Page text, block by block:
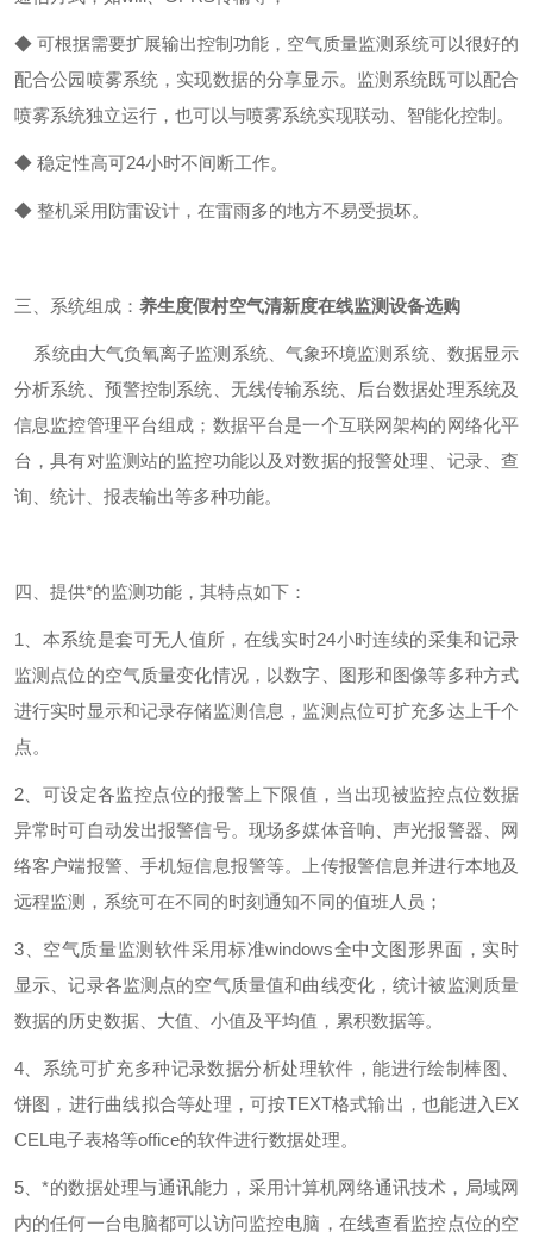
◆ 可根据需要扩展输出控制功能，空气质量监测系统可以很好的
配合公园喷雾系统，实现数据的分享显示。监测系统既可以配合
喷雾系统独立运行，也可以与喷雾系统实现联动、智能化控制。
◆ 稳定性高可24小时不间断工作。
◆ 整机采用防雷设计，在雷雨多的地方不易受损坏。
三、系统组成： 养生度假村空气清新度在线监测设备选购
系统由大气负氧离子监测系统、气象环境监测系统、数据显示
分析系统、预警控制系统、无线传输系统、后台数据处理系统及
信息监控管理平台组成；数据平台是一个互联网架构的网络化平
台，具有对监测站的监控功能以及对数据的报警处理、记录、查
询、统计、报表输出等多种功能。
四、提供*的监测功能，其特点如下：
1、本系统是套可无人值所，在线实时24小时连续的采集和记录
监测点位的空气质量变化情况，以数字、图形和图像等多种方式
进行实时显示和记录存储监测信息，监测点位可扩充多达上千个
点。
2、可设定各监控点位的报警上下限值，当出现被监控点位数据
异常时可自动发出报警信号。现场多媒体音响、声光报警器、网
络客户端报警、手机短信息报警等。上传报警信息并进行本地及
远程监测，系统可在不同的时刻通知不同的值班人员；
3、空气质量监测软件采用标准windows全中文图形界面，实时
显示、记录各监测点的空气质量值和曲线变化，统计被监测质量
数据的历史数据、大值、小值及平均值，累积数据等。
4、系统可扩充多种记录数据分析处理软件，能进行绘制棒图、
饼图，进行曲线拟合等处理，可按TEXT格式输出，也能进入EX
CEL电子表格等office的软件进行数据处理。
5、*的数据处理与通讯能力，采用计算机网络通讯技术，局域网
内的任何一台电脑都可以访问监控电脑，在线查看监控点位的空